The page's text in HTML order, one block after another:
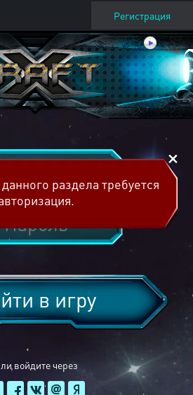
Регистрация
войдите через
в игру
раздела требуется